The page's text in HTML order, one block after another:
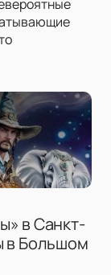
в Санкт-
в Большом